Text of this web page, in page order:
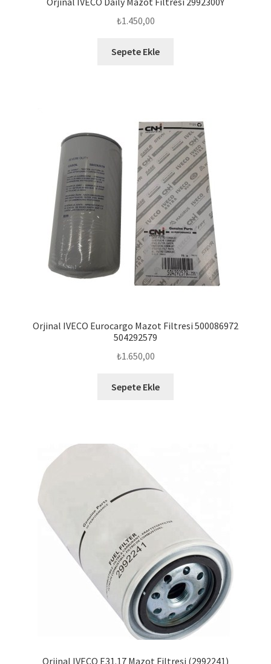
₺1.450,00
Sepete Ekle
Orjinal IVECO Eurocargo Mazot Filtresi 500086972
504292579
₺1.650,00
Sepete Ekle
Orjinal IVECO E31.17 Mazot Filtresi (2992241)